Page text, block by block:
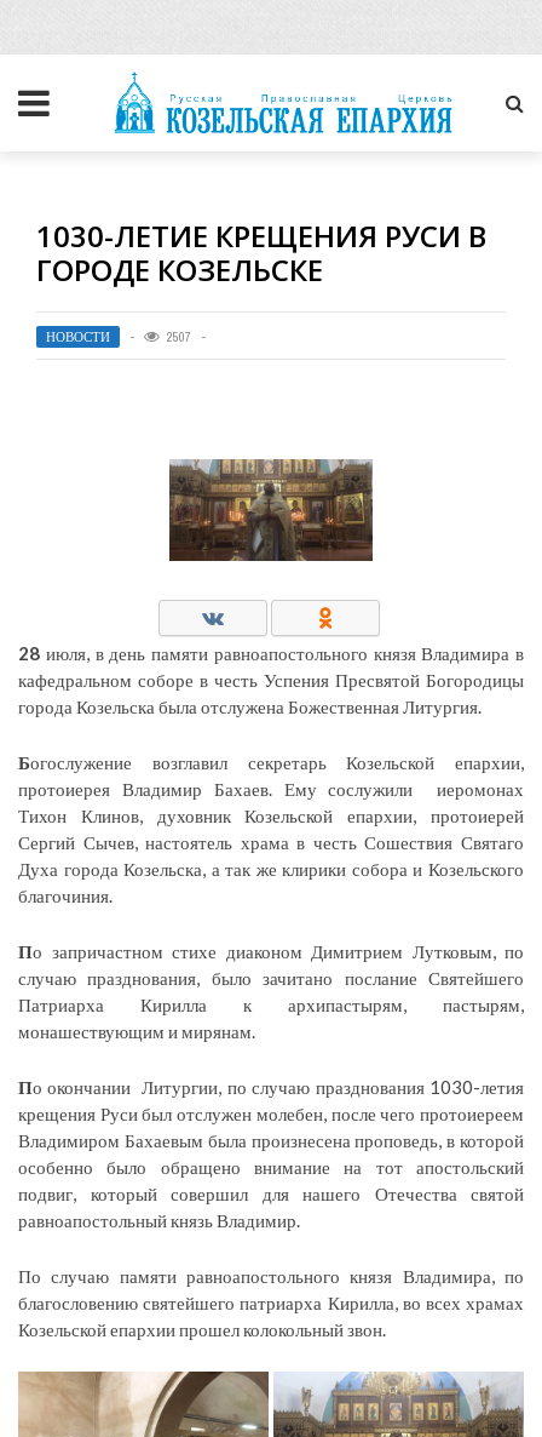
1030-ЛЕТИЕ КРЕЩЕНИЯ РУСИ В
ГОРОДЕ КОЗЕЛЬСКЕ
НОВОСТИ 2507
28 июля, в день памяти равноапостольного князя Владимира в
кафедральном соборе в честь Успения Пресвятой Богородицы
города Козельска была отслужена Божественная Литургия.
Богослужение возглавил секретарь Козельской епархии,
протоиерея Владимир Бахаев. Ему сослужили иеромонах
Тихон Клинов, духовник Козельской епархии, протоиерей
Сергий Сычев, настоятель храма в честь Сошествия Святаго
Духа города Козельска, а так же клирики собора и Козельского
благочиния.
По запричастном стихе диаконом Димитрием Лутковым, по
случаю празднования, было зачитано послание Святейшего
Патриарха Кирилла к архипастырям, пастырям,
монашествующим и мирянам.
По окончании Литургии, по случаю празднования 1030-летия
крещения Руси был отслужен молебен, после чего протоиереем
Владимиром Бахаевым была произнесена проповедь, в которой
особенно было обращено внимание на тот апостольский
подвиг, который совершил для нашего Отечества святой
равноапостольный князь Владимир.
По случаю памяти равноапостольного князя Владимира, по
благословению святейшего патриарха Кирилла, во всех храмах
Козельской епархии прошел колокольный звон.